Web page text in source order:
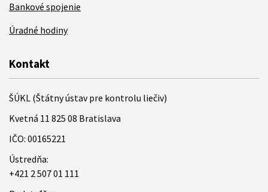
Bankové spojenie
Úradné hodiny
Kontakt
ŠÚKL (Štátny ústav pre kontrolu liečiv)
Kvetná 11 825 08 Bratislava
IČO: 00165221
Ústredňa:
+421 2 507 01 111